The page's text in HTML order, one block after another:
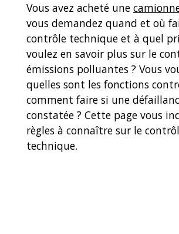
Vous avez acheté une
vous demandez quand et où
contrôle technique et à quel
voulez en savoir plus sur le
émissions polluantes ? Vous
quelles sont les fonctions
comment faire si une
constatée ? Cette page vous
règles à connaître sur le
technique.